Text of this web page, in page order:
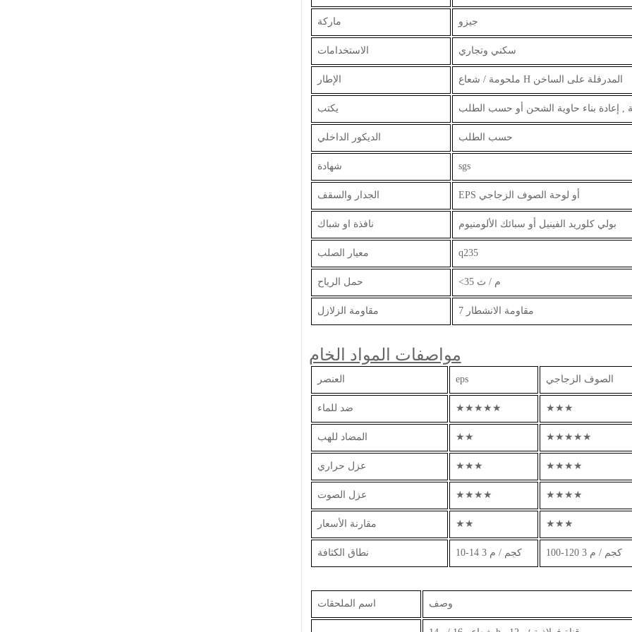
ماركة جيزو
الاستخدامات سكني وتجاري
الإطار ملحومة / شعاع H المدرفلة على الساخن
يكتب , إعادة بناء حاوية الشحن أو حسب الطلب
الديكور الداخلي حسب الطلب
شهادة sgs
الجدار والسقف EPS أو لوحة الصوف الزجاجي
نافذة او شباك بولي كلوريد الفينيل أو سبائك الألومنيوم
معيار الصلب q235
حمل الرياح <35 م / ث
مقاومة الزلازل 7 مقاومة الانشطار
مواصفات المواد الخام
العنصر eps الصوف الزجاجي
ضد للماء ★★★★★ ★★★
المضاد للهب ★★ ★★★★★
عزل حراري ★★★ ★★★★
عزل الصوت ★★★★ ★★★★
مقارنة الأسعار ★★ ★★★
نطاق الكثافة 10-14 كجم / م 3 100-120 كجم / م 3
اسم الملحقات وصف